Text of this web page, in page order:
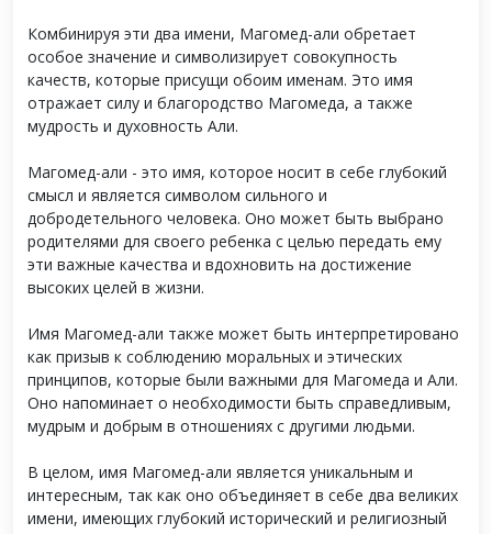
Комбинируя эти два имени, Магомед-али обретает
особое значение и символизирует совокупность
качеств, которые присущи обоим именам. Это имя
отражает силу и благородство Магомеда, а также
мудрость и духовность Али.
Магомед-али - это имя, которое носит в себе глубокий
смысл и является символом сильного и
добродетельного человека. Оно может быть выбрано
родителями для своего ребенка с целью передать ему
эти важные качества и вдохновить на достижение
высоких целей в жизни.
Имя Магомед-али также может быть интерпретировано
как призыв к соблюдению моральных и этических
принципов, которые были важными для Магомеда и Али.
Оно напоминает о необходимости быть справедливым,
мудрым и добрым в отношениях с другими людьми.
В целом, имя Магомед-али является уникальным и
интересным, так как оно объединяет в себе два великих
имени, имеющих глубокий исторический и религиозный